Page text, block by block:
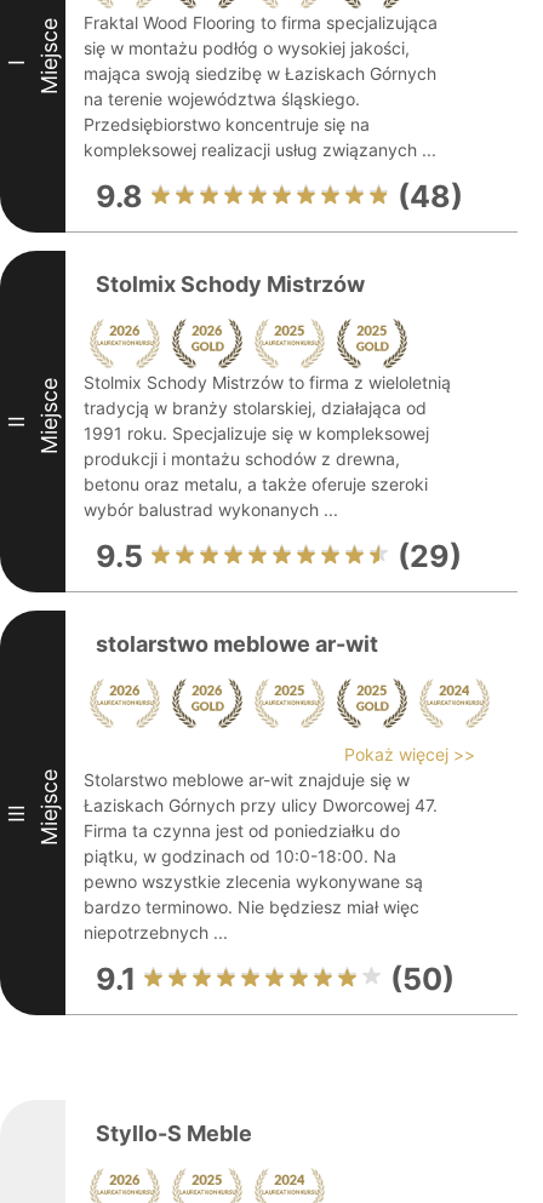
I Miejsce
Fraktal Wood Flooring to firma specjalizująca
się w montażu podłóg o wysokiej jakości,
mająca swoją siedzibę w Łaziskach Górnych
na terenie województwa śląskiego.
Przedsiębiorstwo koncentruje się na
kompleksowej realizacji usług związanych ...
9.8 (48)
II Miejsce
Stolmix Schody Mistrzów
Stolmix Schody Mistrzów to firma z wieloletnią
tradycją w branży stolarskiej, działająca od
1991 roku. Specjalizuje się w kompleksowej
produkcji i montażu schodów z drewna,
betonu oraz metalu, a także oferuje szeroki
wybór balustrad wykonanych ...
9.5 (29)
III Miejsce
stolarstwo meblowe ar-wit
Pokaż więcej >>
Stolarstwo meblowe ar-wit znajduje się w
Łaziskach Górnych przy ulicy Dworcowej 47.
Firma ta czynna jest od poniedziałku do
piątku, w godzinach od 10:0-18:00. Na
pewno wszystkie zlecenia wykonywane są
bardzo terminowo. Nie będziesz miał więc
niepotrzebnych ...
9.1 (50)
Styllo-S Meble